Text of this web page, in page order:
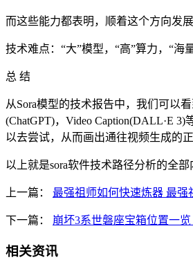
而这些能力都表明，顺着这个方向发
技术难点：“大”模型，“高”算力，“海
总 结
从Sora模型的技术报告中，我们可以
(ChatGPT)，Video Caption(DALL·E
以去尝试，从而画出通往视频生成的
以上就是sora软件技术路径分析的全
上一篇： 最强祖师如何快速炼器 最强
下一篇： 崩坏3系世磐座宝箱位置一
相关资讯